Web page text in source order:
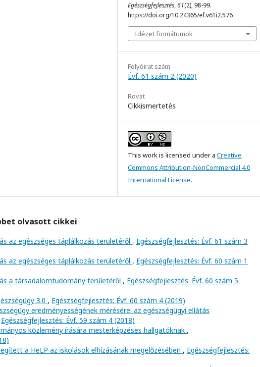
Egészségfejlesztés,61(2), 98-99.
https://doi.org/10.24365/ef.v61i2.576
Idézet formátumok
Folyóirat szám
Évf. 61 szám 2 (2020)
Rovat
Cikkismertetés
This work is licensed under a Creative
Commons Attribution-NonCommercial 4.0
International License.
olvasott cikkei
az egészséges táplálkozás területéről , Egészségfejlesztés: Évf. 61 szám 3
az egészséges táplálkozás területéről , Egészségfejlesztés: Évf. 60 szám 1
a társadalomtudomány területéről , Egészségfejlesztés: Évf. 60 szám 5
3.0 , Egészségfejlesztés: Évf. 60 szám 4 (2019)
eredményességének mérésére: az egészségügyi ellátás
Egészségfejlesztés: Évf. 59 szám 4 (2018)
közlemény írására mesterképzéses hallgatóknak ,
a HeLP az iskolások elhízásának megelőzésében , Egészségfejlesztés: